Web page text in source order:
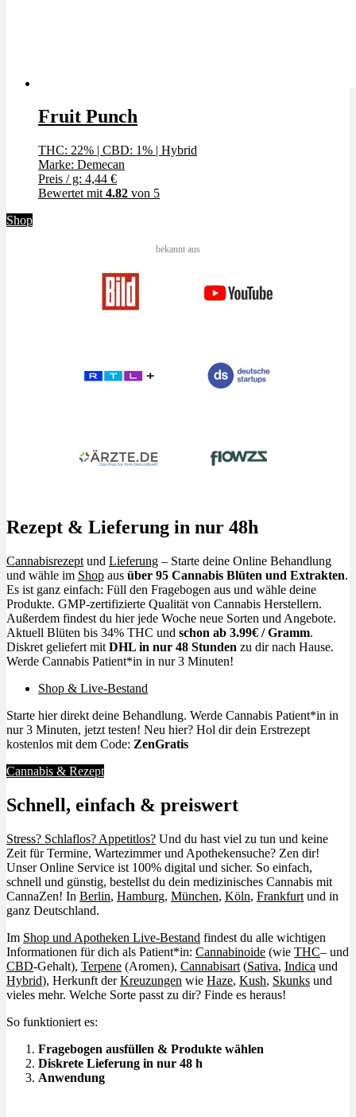
Fruit Punch
THC: 22% | CBD: 1% | Hybrid
Marke: Demecan
Preis / g: 4,44 €
Bewertet mit 4.82 von 5
Shop
bekannt aus
Rezept & Lieferung in nur 48h
Cannabisrezept und Lieferung – Starte deine Online Behandlung
und wähle im Shop aus über 95 Cannabis Blüten und Extrakten.
Es ist ganz einfach: Füll den Fragebogen aus und wähle deine
Produkte. GMP-zertifizierte Qualität von Cannabis Herstellern.
Außerdem findest du hier jede Woche neue Sorten und Angebote.
Aktuell Blüten bis 34% THC und schon ab 3.99€ / Gramm.
Diskret geliefert mit DHL in nur 48 Stunden zu dir nach Hause.
Werde Cannabis Patient*in in nur 3 Minuten!
Shop & Live-Bestand
Starte hier direkt deine Behandlung. Werde Cannabis Patient*in in
nur 3 Minuten, jetzt testen! Neu hier? Hol dir dein Erstrezept
kostenlos mit dem Code: ZenGratis
Cannabis & Rezept
Schnell, einfach & preiswert
Stress? Schlaflos? Appetitlos? Und du hast viel zu tun und keine
Zeit für Termine, Wartezimmer und Apothekensuche? Zen dir!
Unser Online Service ist 100% digital und sicher. So einfach,
schnell und günstig, bestellst du dein medizinisches Cannabis mit
CannaZen! In Berlin, Hamburg, München, Köln, Frankfurt und in
ganz Deutschland.
Im Shop und Apotheken Live-Bestand findest du alle wichtigen
Informationen für dich als Patient*in: Cannabinoide (wie THC– und
CBD-Gehalt), Terpene (Aromen), Cannabisart (Sativa, Indica und
Hybrid), Herkunft derKreuzungen wie Haze, Kush, Skunks und
vieles mehr. Welche Sorte passt zu dir? Finde es heraus!
So funktioniert es:
Fragebogen ausfüllen & Produkte wählen
Diskrete Lieferung in nur 48 h
Anwendung